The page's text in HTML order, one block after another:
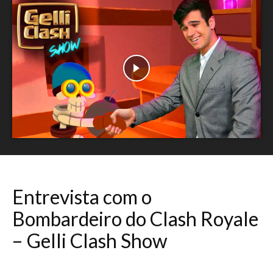
Entrevista com o
Bombardeiro do Clash Royale
– Gelli Clash Show